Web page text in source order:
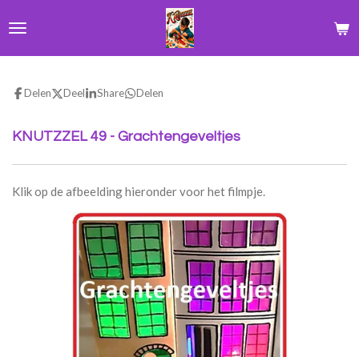
direct
hoofdinhoud
Delen Deel Share Delen
KNUTZZEL 49 - Grachtengeveltjes
Klik op de afbeelding hieronder voor het filmpje.